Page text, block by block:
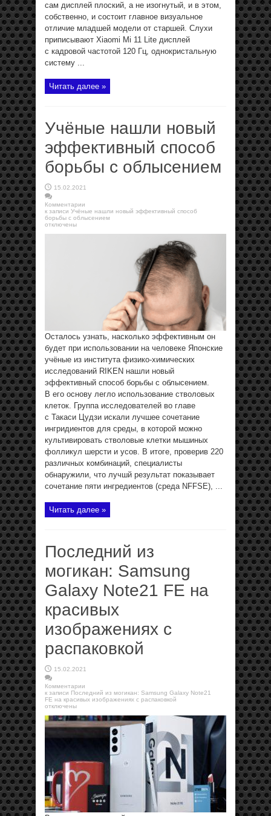
сам дисплей плоский, а не изогнутый, и в этом,
собственно, и состоит главное визуальное
отличие младшей модели от старшей. Слухи
приписывают Xiaomi Mi 11 Lite дисплей
с кадровой частотой 120 Гц, однокристальную
систему ...
Читать далее »
Учёные нашли новый
эффективный способ
борьбы с облысением
15.02.2021
Комментарии
к записи Учёные нашли новый эффективный способ
борьбы с облысением
отключены
Осталось узнать, насколько эффективным он
будет при использовании на человеке Японские
учёные из института физико-химических
исследований RIKEN нашли новый
эффективный способ борьбы с облысением.
В его основу легло использование стволовых
клеток. Группа исследователей во главе
с Такаси Цудзи искали лучшее сочетание
ингридиентов для среды, в которой можно
культивировать стволовые клетки мышиных
фолликул шерсти и усов. В итоге, проверив 220
различных комбинаций, специалисты
обнаружили, что лучшй результат показывает
сочетание пяти ингредиентов (среда NFFSE), ...
Читать далее »
Последний из
могикан: Samsung
Galaxy Note21 FE на
красивых
изображениях с
распаковкой
15.02.2021
Комментарии
к записи Последний из могикан: Samsung Galaxy Note21
FE на красивых изображениях с распаковкой
отключены